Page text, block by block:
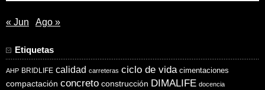
« Jun Ago »
Etiquetas
AHP BRIDLIFE calidad carreteras ciclo de vida cimentaciones
compactación concreto construcción DIMALIFE docencia